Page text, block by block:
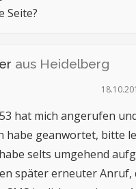
Seite?
aus Heidelberg
hat mich angerufen
habe geanwortet, bitte
selts umgehend
später erneuter Anruf,